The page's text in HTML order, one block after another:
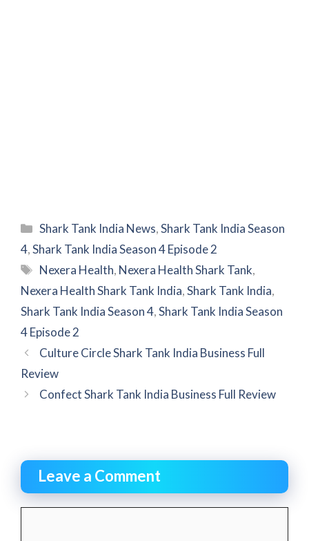
Categories
Shark Tank India News,Shark Tank India Season
4,Shark Tank India Season 4 Episode 2
Tags
Nexera Health, Nexera Health Shark Tank,
Nexera Health Shark Tank India,Shark Tank India,
Shark Tank India Season 4,Shark Tank India Season
4 Episode 2
Culture Circle Shark Tank India Business Full
Review
Confect Shark Tank India Business Full Review
Leave a Comment